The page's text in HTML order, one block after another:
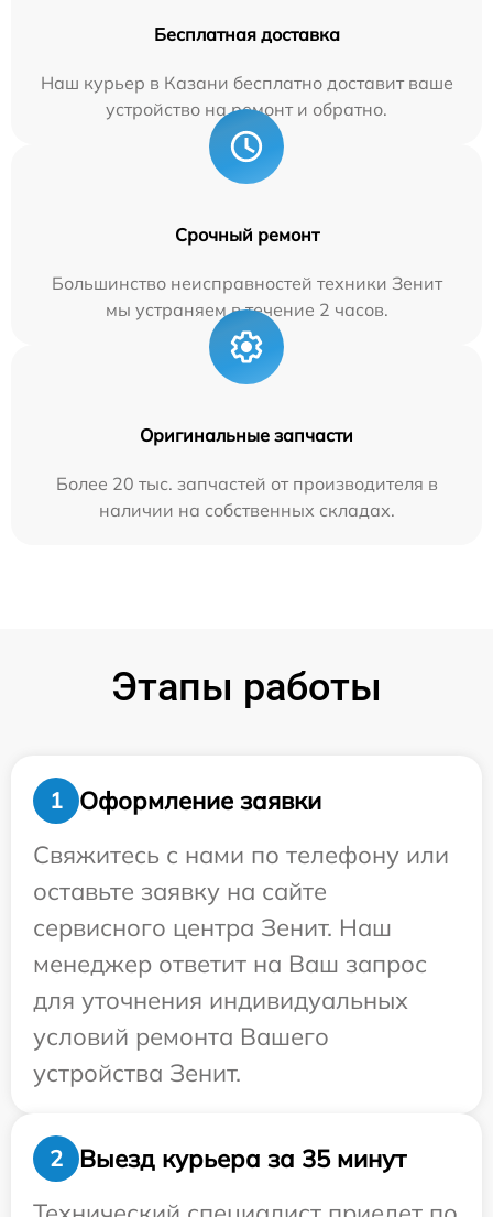
Бесплатная доставка
Наш курьер в Казани бесплатно доставит ваше
устройство на ремонт и обратно.
Срочный ремонт
Большинство неисправностей техники Зенит
мы устраняем в течение 2 часов.
Оригинальные запчасти
Более 20 тыс. запчастей от производителя в
наличии на собственных складах.
Этапы работы
1
Оформление заявки
Свяжитесь с нами по телефону или
оставьте заявку на сайте
сервисного центра Зенит. Наш
менеджер ответит на Ваш запрос
для уточнения индивидуальных
условий ремонта Вашего
устройства Зенит.
2
Выезд курьера за 35 минут